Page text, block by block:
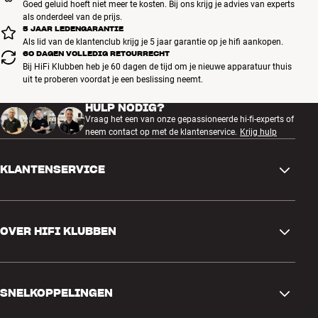
stemcommando’s gebruiken om afspraken te maken, je berichten te
lezen of de weg te vinden – of je nu Amazon Alexa, Siri, Google
Assistant of iets anders gebruikt.
Meer van Jabra
Oplaadtijd: 2 uur en 20 minuten (etui en oordopjes)
Snelladen: zo’n 1 uur na 5 minuten opladen
Bediening op oordopjes (muziek, oproepen, Hear-Through en voice-
control)
Eenvoudige activering van voice-control (Amazon Alexa, Siri en
Google Assistant)
drie verschillende maten
Met Jabra Sound+-app
Goed geluid hoeft niet meer te kosten. Bij ons krijg je advies van experts
als onderdeel van de prijs.
5 JAAR LEDENGARANTIE
Als lid van de klantenclub krijg je 5 jaar garantie op je hifi aankopen.
60 DAGEN VOLLEDIG RETOURRECHT
Bij HiFi Klubben heb je 60 dagen de tijd om je nieuwe apparatuur thuis
uit te proberen voordat je een beslissing neemt.
HULP NODIG?
Vraag het een van onze gepassioneerde hi-fi-experts of
neem contact op met de klantenservice. Krijg hulp
KLANTENSERVICE
Ruilen en retourneren
Bestelling herroepen
OVER HIFI KLUBBEN
SNELKOPPELINGEN